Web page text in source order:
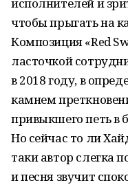
чтобы прыгать на
Композиция «Red
ласточкой
в 2018 году, в
камнем
привыкшего петь в
Но сейчас то ли
таки автор слегка
и песня звучит